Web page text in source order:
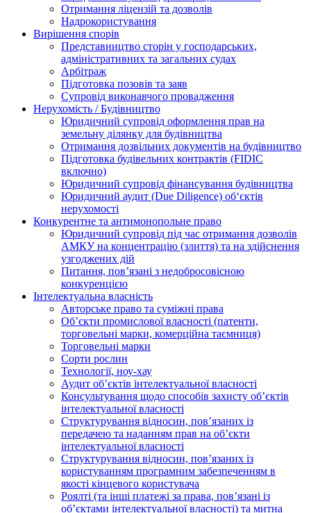
Отримання ліцензій та дозволів
Надрокористування
Вирішення спорів
Представництво сторін у господарських,
адміністративних та загальних судах
Арбітраж
Підготовка позовів та заяв
Супровід виконавчого провадження
Нерухомість / Будівництво
Юридичний супровід оформлення прав на
земельну ділянку для будівництва
Отримання дозвільних документів на будівництво
Підготовка будівельних контрактів (FIDIC
включно)
Юридичний супровід фінансування будівництва
Юридичний аудит (Due Diligence) об‘єктів
нерухомості
Конкурентне та антимонопольне право
Юридичний супровід під час отримання дозволів
АМКУ на концентрацію (злиття) та на здійснення
узгоджених дій
Питання, пов’язані з недобросовісною
конкуренцією
Інтелектуальна власність
Авторське право та суміжні права
Oб’єкти промислової власності (патенти,
торговельні марки, комерційна таємниця)
Торговельні марки
Сорти рослин
Технології, ноу-хау
Аудит об’єктів інтелектуальної власності
Консультування щодо способів захисту об’єктів
інтелектуальної власності
Структурування відносин, пов’язаних із
передачею та наданням прав на об’єкти
інтелектуальної власності
Структурування відносин, пов’язаних із
користуванням програмним забезпеченням в
якості кінцевого користувача
Роялті (та інші платежі за права, пов’язані із
об’єктами інтелектуальної власності) та митна